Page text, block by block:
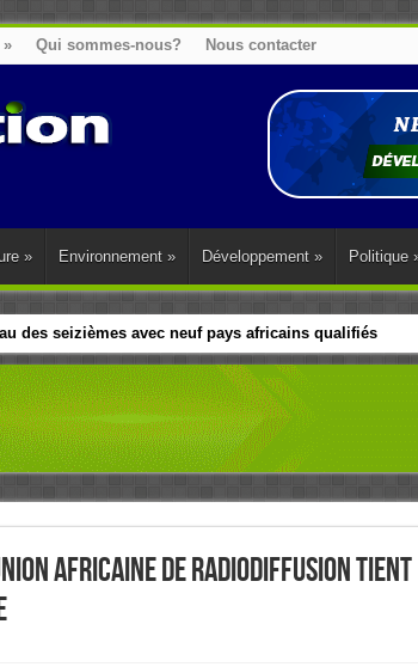
» Qui sommes-nous? Nous contacter
» Environnement » Développement » Politique
des seizièmes avec neuf pays africains qualifiés
diaspora tentent de parler d’une seule voix sur la
africaine de radiodiffusion tient